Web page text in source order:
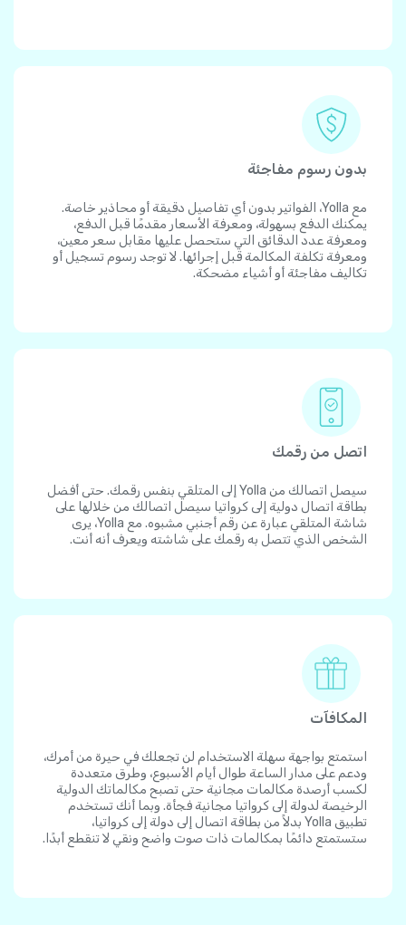
بدون رسوم مفاجئة
مع Yolla، الفواتير بدون أي تفاصيل دقيقة أو محاذير خاصة.
يمكنك الدفع بسهولة، ومعرفة الأسعار مقدمًا قبل الدفع،
ومعرفة عدد الدقائق التي ستحصل عليها مقابل سعر معين،
ومعرفة تكلفة المكالمة قبل إجرائها. لا توجد رسوم تسجيل أو
تكاليف مفاجئة أو أشياء مضحكة.
اتصل من رقمك
سيصل اتصالك من Yolla إلى المتلقي بنفس رقمك. حتى أفضل
بطاقة اتصال دولية إلى كرواتيا سيصل اتصالك من خلالها على
شاشة المتلقي عبارة عن رقم أجنبي مشبوه. مع Yolla، يرى
الشخص الذي تتصل به رقمك على شاشته ويعرف أنه أنت.
المكافآت
استمتع بواجهة سهلة الاستخدام لن تجعلك في حيرة من أمرك،
ودعم على مدار الساعة طوال أيام الأسبوع، وطرق متعددة
لكسب أرصدة مكالمات مجانية حتى تصبح مكالماتك الدولية
الرخيصة لدولة إلى كرواتيا مجانية فجأة. وبما أنك تستخدم
تطبيق Yolla بدلاً من بطاقة اتصال إلى دولة إلى كرواتيا،
ستستمتع دائمًا بمكالمات ذات صوت واضح ونقي لا تنقطع أبدًا.